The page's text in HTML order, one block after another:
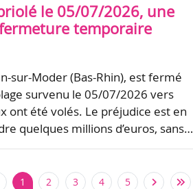
le 05/07/2026, une
temporaire
sur-Moder (Bas-Rhin), est fermé
survenu le 05/07/2026 vers
ont été volés. Le préjudice est en
quelques millions d’euros, sans…
1 2 3 4 5